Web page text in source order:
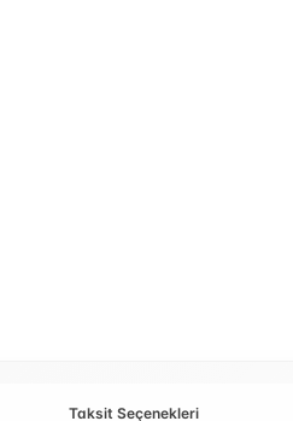
Taksit Seçenekleri